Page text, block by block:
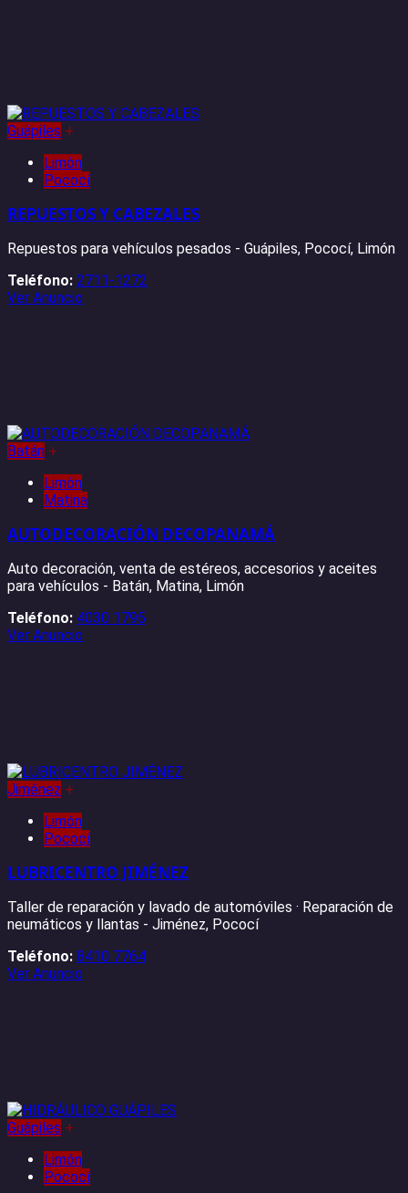
Guápiles +
Limón
Pococí
REPUESTOS Y CABEZALES
Repuestos para vehículos pesados - Guápiles, Pococí, Limón
Teléfono: 2711-1272
Ver Anuncio
Batán +
Limón
Matina
AUTODECORACIÓN DECOPANAMÁ
Auto decoración, venta de estéreos, accesorios y aceites
para vehículos - Batán, Matina, Limón
Teléfono: 4030 1795
Ver Anuncio
Jiménez +
Limón
Pococí
LUBRICENTRO JIMÉNEZ
Taller de reparación y lavado de automóviles · Reparación de
neumáticos y llantas - Jiménez, Pococí
Teléfono: 8410 7764
Ver Anuncio
Guápiles +
Limón
Pococí